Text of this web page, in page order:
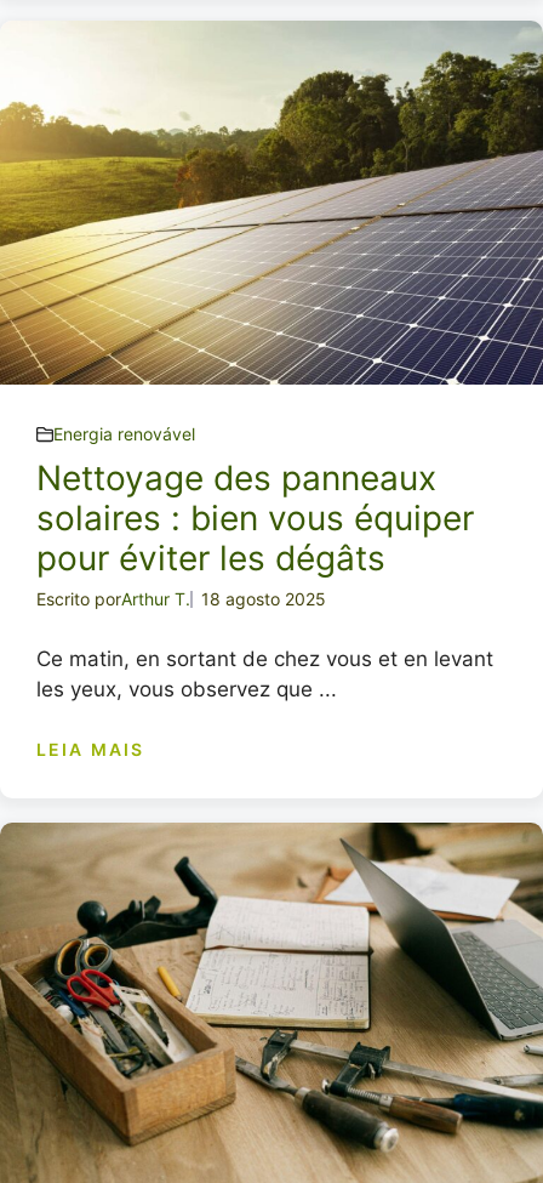
Energia renovável
Nettoyage des panneaux
solaires : bien vous équiper
pour éviter les dégâts
Escrito porArthur T. 18 agosto 2025
Ce matin, en sortant de chez vous et en levant
les yeux, vous observez que ...
LEIA MAIS